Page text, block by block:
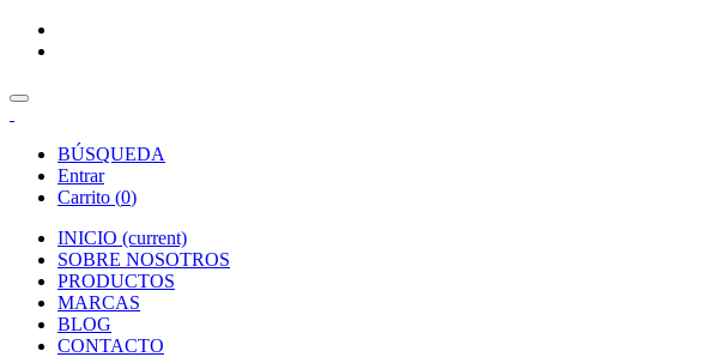
BÚSQUEDA
Entrar
Carrito (0)
INICIO (current)
SOBRE NOSOTROS
PRODUCTOS
MARCAS
BLOG
CONTACTO